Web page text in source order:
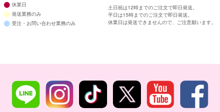
休業日
発送業務のみ
受注・お問い合わせ業務のみ
土日祝は12時までのご注文で即日発送。
平日は15時までのご注文で即日発送。
休業日は発送できませんので、ご注意願います。